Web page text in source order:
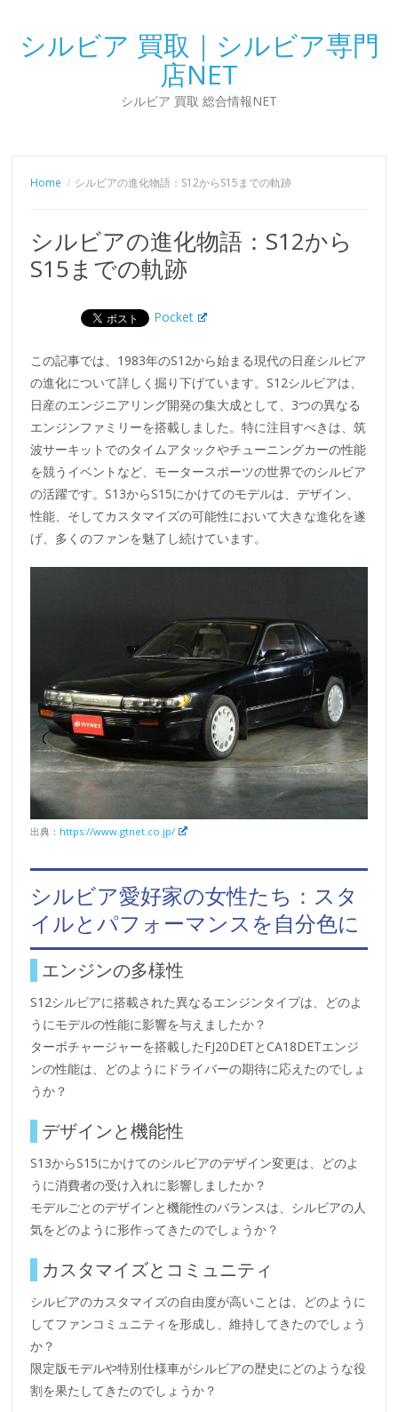
シルビア 買取｜シルビア専門
店NET
シルビア 買取 総合情報NET
Home シルビアの進化物語：S12からS15までの軌跡
シルビアの進化物語：S12から
S15までの軌跡
Pocket
この記事では、1983年のS12から始まる現代の日産シルビア
の進化について詳しく掘り下げています。S12シルビアは、
日産のエンジニアリング開発の集大成として、3つの異なる
エンジンファミリーを搭載しました。特に注目すべきは、筑
波サーキットでのタイムアタックやチューニングカーの性能
を競うイベントなど、モータースポーツの世界でのシルビア
の活躍です。S13からS15にかけてのモデルは、デザイン、
性能、そしてカスタマイズの可能性において大きな進化を遂
げ、多くのファンを魅了し続けています。
出典： https://www.gtnet.co.jp/
シルビア愛好家の女性たち：スタ
イルとパフォーマンスを自分色に
エンジンの多様性
S12シルビアに搭載された異なるエンジンタイプは、どのよ
うにモデルの性能に影響を与えましたか？
ターボチャージャーを搭載したFJ20DETとCA18DETエンジ
ンの性能は、どのようにドライバーの期待に応えたのでしょ
うか？
デザインと機能性
S13からS15にかけてのシルビアのデザイン変更は、どのよ
うに消費者の受け入れに影響しましたか？
モデルごとのデザインと機能性のバランスは、シルビアの人
気をどのように形作ってきたのでしょうか？
カスタマイズとコミュニティ
シルビアのカスタマイズの自由度が高いことは、どのように
してファンコミュニティを形成し、維持してきたのでしょう
か？
限定版モデルや特別仕様車がシルビアの歴史にどのような役
割を果たしてきたのでしょうか？